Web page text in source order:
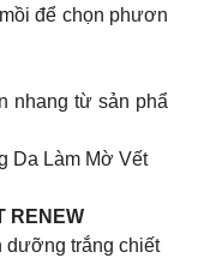
để chọn phươn
nhang từ sản phẩ
Da Làm Mờ Vết
RENEW
dưỡng trắng chiết